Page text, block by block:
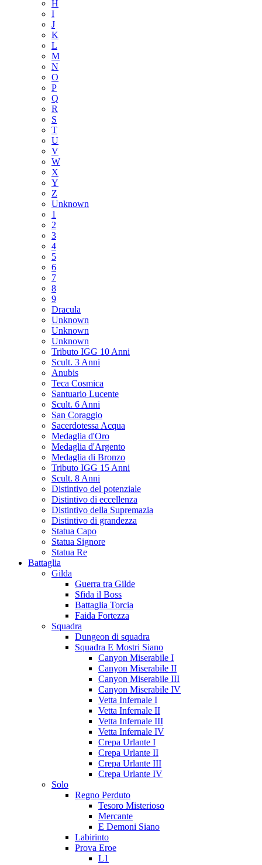
H
I
J
K
L
M
N
O
P
Q
R
S
T
U
V
W
X
Y
Z
Unknown
1
2
3
4
5
6
7
8
9
Dracula
Unknown
Unknown
Unknown
Tributo IGG 10 Anni
Scult. 3 Anni
Anubis
Teca Cosmica
Santuario Lucente
Scult. 6 Anni
San Coraggio
Sacerdotessa Acqua
Medaglia d'Oro
Medaglia d'Argento
Medaglia di Bronzo
Tributo IGG 15 Anni
Scult. 8 Anni
Distintivo del potenziale
Distintivo di eccellenza
Distintivo della Supremazia
Distintivo di grandezza
Statua Capo
Statua Signore
Statua Re
Battaglia
Gilda
Guerra tra Gilde
Sfida il Boss
Battaglia Torcia
Faida Fortezza
Squadra
Dungeon di squadra
Squadra E Mostri Siano
Canyon Miserabile I
Canyon Miserabile II
Canyon Miserabile III
Canyon Miserabile IV
Vetta Infernale I
Vetta Infernale II
Vetta Infernale III
Vetta Infernale IV
Crepa Urlante I
Crepa Urlante II
Crepa Urlante III
Crepa Urlante IV
Solo
Regno Perduto
Tesoro Misterioso
Mercante
E Demoni Siano
Labirinto
Prova Eroe
L1